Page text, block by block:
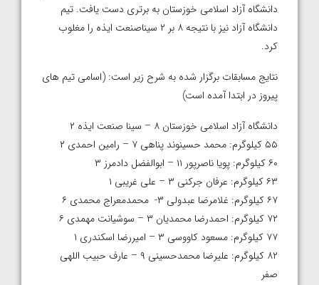
دانشگاه آزاد اسلامی خوزستان به برتری دست یافت. تیم
دانشگاه آزاد نیز با نتیجه ۸ بر ۲ سیناصنعت ایذه را مغلوب
کرد.
نتایج مسابقات برگزار شده به شرح زیر است: (اسامی تیم های
پیروز در ابتدا آمده است)
دانشگاه آزاد اسلامی خوزستان ۸ – سینا صنعت ایذه ۲
۵۵ کیلوگرم: محمد حسینوند پناهی ۷ – رامین احمدی ۲
۶۰ کیلوگرم: پویا ناصرپور ۱۱ – ابوالفضل دادمرز ۳
۶۳ کیلوگرم: عرفان جرکنی ۳ – علی غریبی ۱
۶۷ کیلوگرم: غلامرضا عبدولی ۳- محمدمعراج محمدی ۶
۷۲ کیلوگرم: احمدرضا محمدیان ۳ – سوشیانت مهمدی ۶
۷۷ کیلوگرم: مسعود کاووسی ۳ – امیررضا اسکندری ۱
۸۲ کیلوگرم: علیرضا محمدحسینی ۹ – عارف حبیب اللهی
صفر